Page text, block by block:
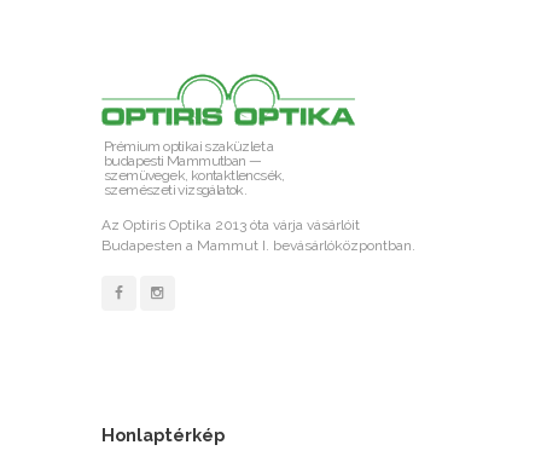
Prémium optikai szaküzlet a
budapesti Mammutban —
szemüvegek, kontaktlencsék,
szemészeti vizsgálatok.
Az Optiris Optika 2013 óta várja vásárlóit
Budapesten a Mammut I. bevásárlóközpontban.
Honlaptérkép